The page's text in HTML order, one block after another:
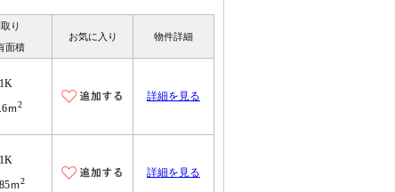
り
面積
お気に入り 物件詳細
1K
ｍ2
詳細を見る
1K
ｍ2
詳細を見る